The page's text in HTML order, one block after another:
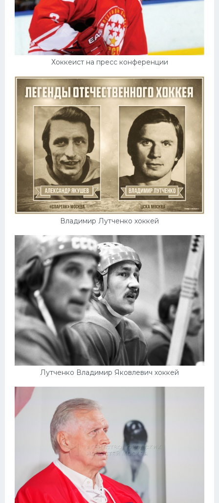
Хоккеист на пресс конференции
Владимир Лутченко хоккей
Лутченко Владимир Яковлевич хоккей